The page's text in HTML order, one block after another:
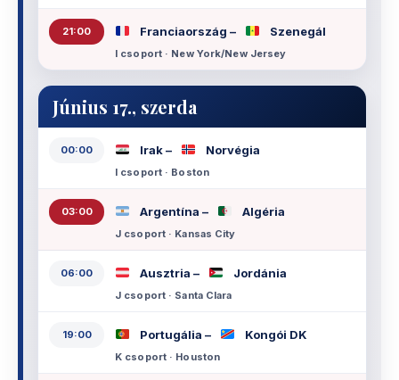
21:00 Franciaország – Szenegál
I csoport · New York/New Jersey
Június 17., szerda
00:00 Irak – Norvégia
I csoport · Boston
03:00 Argentína – Algéria
J csoport · Kansas City
06:00 Ausztria – Jordánia
J csoport · Santa Clara
19:00 Portugália – Kongói DK
K csoport · Houston